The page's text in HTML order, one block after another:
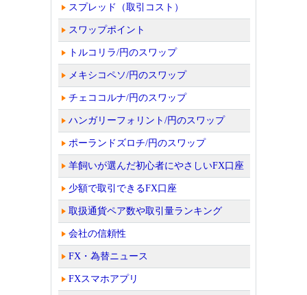
スプレッド（取引コスト）
スワップポイント
トルコリラ/円のスワップ
メキシコペソ/円のスワップ
チェココルナ/円のスワップ
ハンガリーフォリント/円のスワップ
ポーランドズロチ/円のスワップ
羊飼いが選んだ初心者にやさしいFX口座
少額で取引できるFX口座
取扱通貨ペア数や取引量ランキング
会社の信頼性
FX・為替ニュース
FXスマホアプリ